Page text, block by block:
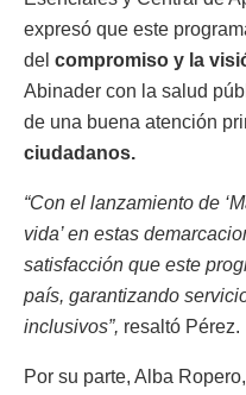
expresó que este
del compromiso y la
Abinader con la salud
de una buena atención
ciudadanos.
“Con el lanzamiento de
vida’ en estas
satisfacción que este
país, garantizando
inclusivos”, resaltó Pérez.
Por su parte, Alba